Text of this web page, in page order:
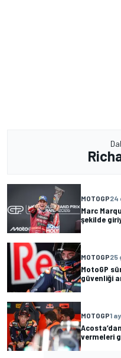
MOTOGP24
Marc
şekilde
MOTOGP25
MotoGP
güvenliği
MOTOGP1 ay
vermeleri